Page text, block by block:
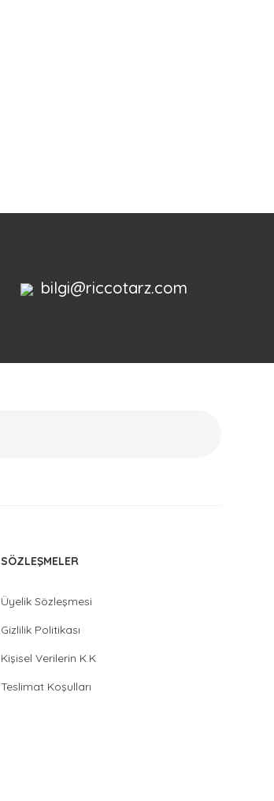
bilgi@riccotarz.com
SÖZLEŞMELER
Üyelik Sözleşmesi
Gizlilik Politikası
Kişisel Verilerin K.K
Teslimat Koşulları